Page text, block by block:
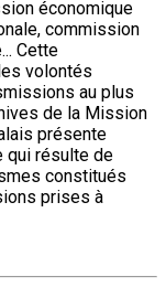
économique
commission
Cette
volontés
au plus
de la Mission
présente
qui résulte de
constitués
prises à